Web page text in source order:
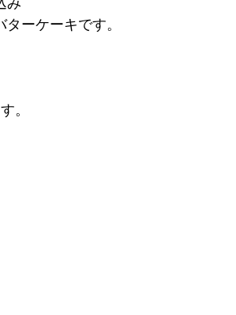
み
ーケーキです。
。